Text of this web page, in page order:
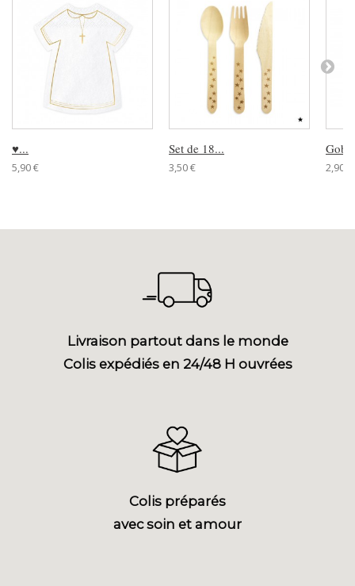
♥...
5,90 €
Set de 18...
3,50 € 2,90 €
Livraison partout dans le monde
Colis expédiés en 24/48 H ouvrées
Colis préparés
avec soin et amour